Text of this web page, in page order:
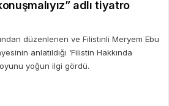
adlı tiyatro
düzenlenen ve Filistinli Meryem Ebu
anlatıldığı ‘Filistin Hakkında
oyunu yoğun ilgi gördü.